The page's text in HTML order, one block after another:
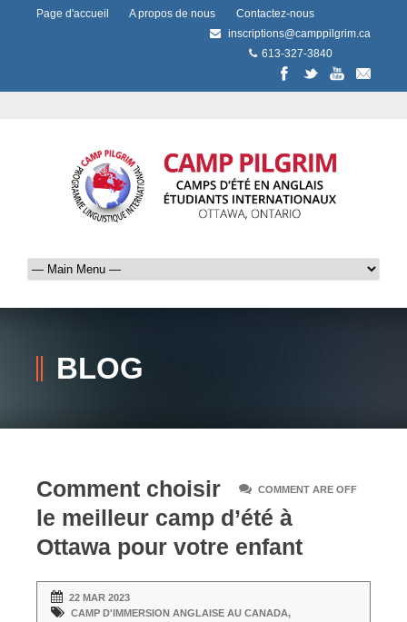
Page d'accueil A propos de nous
Contactez-nous
inscriptions@camppilgrim.ca
613-327-3840
BLOG
COMMENT ARE OFF
Comment choisir
le meilleur camp d’été à
Ottawa pour votre enfant
22 MAR 2023
CAMP D'IMMERSION ANGLAISE AU CANADA,